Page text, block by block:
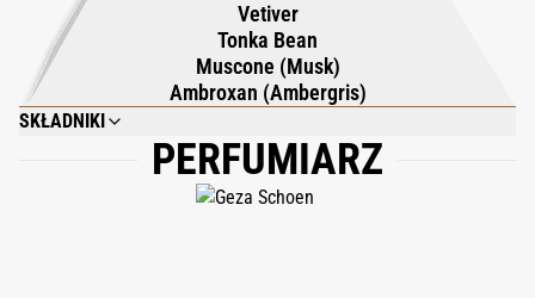
Vetiver
Tonka Bean
Muscone (Musk)
Ambroxan (Ambergris)
SKŁADNIKI
AQUA (WATER), CAPRYLIC/CAPRIC TRIGLYCERIDE, HYDROGENATED COCO
GLYCERIDES, BUTYROSPERMUM PARKII (SHEA) BUTTER, RICINUS
COMMUNIS (CASTOR) SEED OIL, SORBITOL, C14-22 ALCOHOLS,
PERFUMIARZ